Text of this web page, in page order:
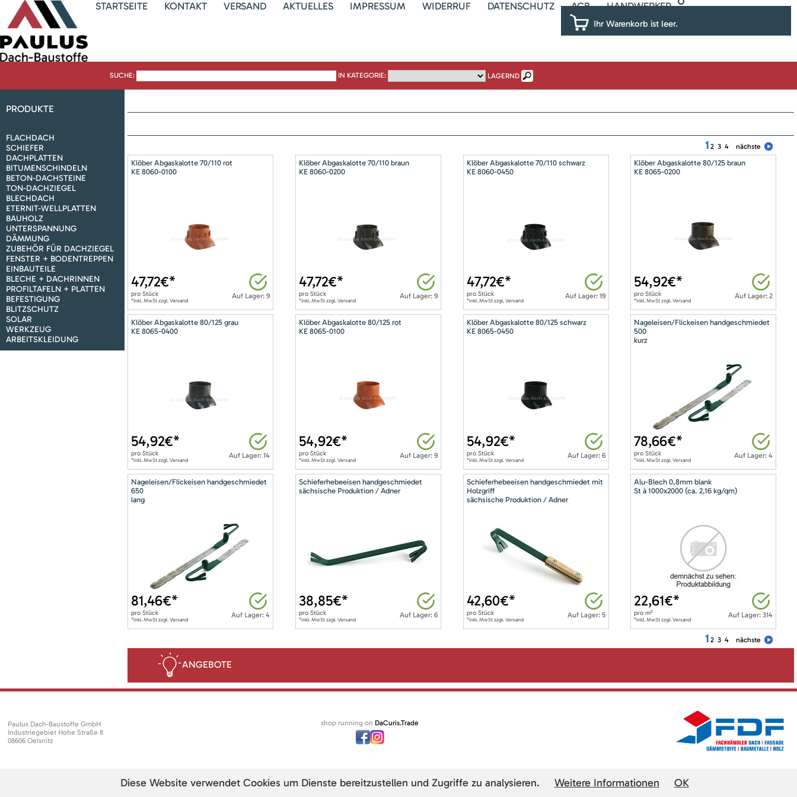
STARTSEITE KONTAKT VERSAND AKTUELLES IMPRESSUM WIDERRUF DATENSCHUTZ AGB HANDWERKER
Ihr Warenkorb ist leer.
SUCHE: IN KATEGORIE: LAGERND
PRODUKTE
FLACHDACH
SCHIEFER
DACHPLATTEN
BITUMENSCHINDELN
BETON-DACHSTEINE
TON-DACHZIEGEL
BLECHDACH
ETERNIT-WELLPLATTEN
BAUHOLZ
UNTERSPANNUNG
DÄMMUNG
ZUBEHÖR FÜR DACHZIEGEL
FENSTER + BODENTREPPEN
EINBAUTEILE
BLECHE + DACHRINNEN
PROFILTAFELN + PLATTEN
BEFESTIGUNG
BLITZSCHUTZ
SOLAR
WERKZEUG
ARBEITSKLEIDUNG
1 2 3 4 nächste
Klöber Abgaskalotte 70/110 rot
KE 8060-0100
Auf Lager: 9
47,72€*
pro Stück
*inkl. MwSt zzgl. Versand
Klöber Abgaskalotte 70/110 braun
KE 8060-0200
Auf Lager: 9
47,72€*
pro Stück
*inkl. MwSt zzgl. Versand
Klöber Abgaskalotte 70/110 schwarz
KE 8060-0450
Auf Lager: 19
47,72€*
pro Stück
*inkl. MwSt zzgl. Versand
Klöber Abgaskalotte 80/125 braun
KE 8065-0200
Auf Lager: 2
54,92€*
proStück
*inkl. MwSt zzgl. Versand
Klöber Abgaskalotte 80/125 grau
KE 8065-0400
Auf Lager: 14
54,92€*
pro Stück
*inkl. MwSt zzgl. Versand
Klöber Abgaskalotte 80/125 rot
KE 8065-0100
Auf Lager: 9
54,92€*
pro Stück
*inkl. MwSt zzgl. Versand
Klöber Abgaskalotte 80/125 schwarz
KE 8065-0450
Auf Lager: 6
54,92€*
pro Stück
*inkl. MwSt zzgl. Versand
Nageleisen/Flickeisen handgeschmiedet
500
kurz
Auf Lager: 4
78,66€*
proStück
*inkl. MwSt zzgl. Versand
Nageleisen/Flickeisen handgeschmiedet
650
lang
Auf Lager: 4
81,46€*
pro Stück
*inkl. MwSt zzgl. Versand
Schieferhebeeisen handgeschmiedet
sächsische Produktion / Adner
Auf Lager: 6
38,85€*
pro Stück
*inkl. MwSt zzgl. Versand
Schieferhebeeisen handgeschmiedet mit
Holzgriff
sächsische Produktion / Adner
Auf Lager: 5
42,60€*
pro Stück
*inkl. MwSt zzgl. Versand
Alu-Blech 0,8mm blank
St à 1000x2000 (ca. 2,16 kg/qm)
Auf Lager: 314
22,61€*
prom²
*inkl. MwSt zzgl. Versand
1 2 3 4 nächste
ANGEBOTE
Paulus Dach-Baustoffe GmbH
Industriegebiet Hohe Straße 8
08606 Oelsnitz
shop running on DaCuris.Trade
Diese Website verwendet Cookies um Dienste bereitzustellen und Zugriffe zu analysieren. Weitere Informationen OK